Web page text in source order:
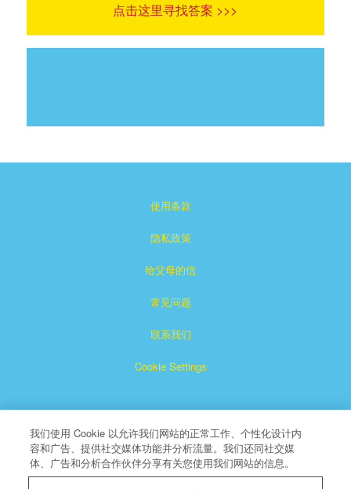
点击这里寻找答案 >>>
使用条款
隐私政策
给父母的信
常见问题
联系我们
Cookie Settings
我们使用 Cookie 以允许我们网站的正常工作、个性化设计内
容和广告、提供社交媒体功能并分析流量。我们还同社交媒
体、广告和分析合作伙伴分享有关您使用我们网站的信息。